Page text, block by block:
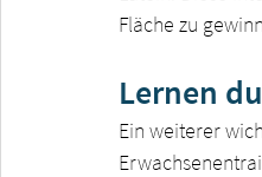
Fläche zu
Lernen
Ein weiterer